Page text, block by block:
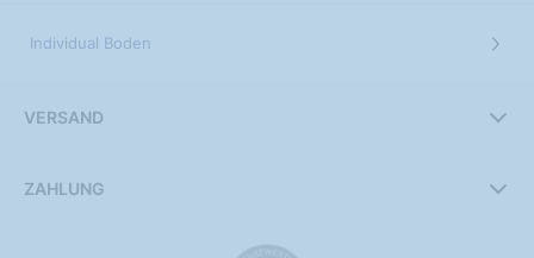
Individual Boden
VERSAND
ZAHLUNG